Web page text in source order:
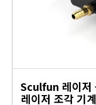
Sculfun 레이저
레이저 조각 기